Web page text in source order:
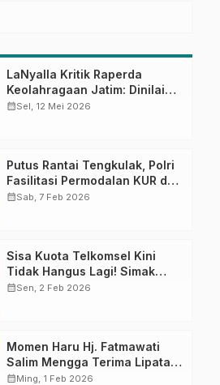
LaNyalla Kritik Raperda
Keolahragaan Jatim: Dinilai
Preteli Peran KONI
calendar_monthSel, 12 Mei 2026
Putus Rantai Tengkulak, Polri
Fasilitasi Permodalan KUR dan
Penyerapan Bulog bagi Petani
calendar_monthSab, 7 Feb 2026
Sisa Kuota Telkomsel Kini
Tidak Hangus Lagi! Simak
Syarat dan Cara
calendar_monthSen, 2 Feb 2026
Momen Haru Hj. Fatmawati
Salim Mengga Terima Lipatan
Merah Putih Usai Upacara
calendar_monthMing, 1 Feb 2026